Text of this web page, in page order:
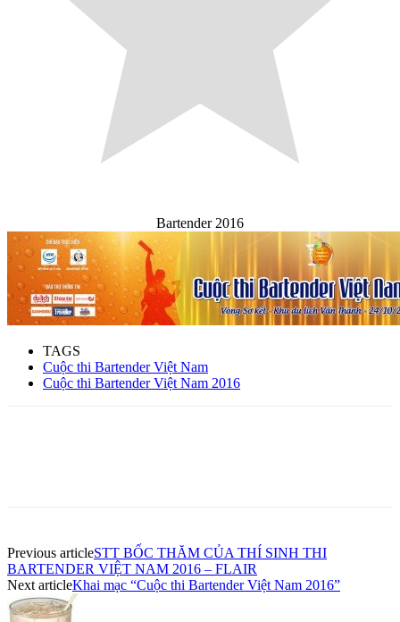
Bartender 2016
TAGS
Cuộc thi Bartender Việt Nam
Cuộc thi Bartender Việt Nam 2016
Previous articleSTT BỐC THĂM CỦA THÍ SINH THI
BARTENDER VIỆT NAM 2016 – FLAIR
Next articleKhai mạc “Cuộc thi Bartender Việt Nam 2016”